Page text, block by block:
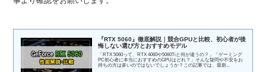
『RTX 5060』徹底解説｜競合GPUと比較、初心者が後
悔しない選び方とおすすめモデル
「RTX 5060って、RTX 4060や5060Tiと何が違うの？」「ゲーミング
PC初心者に本当におすすめのGPUはどれ？」そんな疑問や不安をお
持ちの方は多いのではないでしょうか？この記事では、最新...